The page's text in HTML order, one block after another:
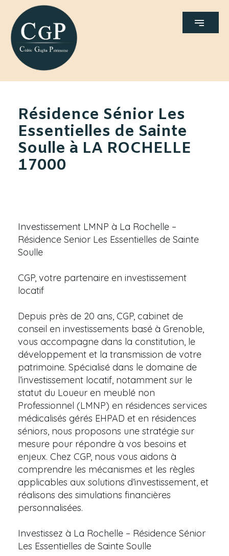
Résidence Sénior Les
Essentielles de Sainte
Soulle à LA ROCHELLE
17000
Investissement LMNP à La Rochelle –
Résidence Senior Les Essentielles de Sainte
Soulle
CGP, votre partenaire en investissement
locatif
Depuis près de 20 ans, CGP, cabinet de
conseil en investissements basé à Grenoble,
vous accompagne dans la constitution, le
développement et la transmission de votre
patrimoine. Spécialisé dans le domaine de
l’investissement locatif, notamment sur le
statut du Loueur en meublé non
Professionnel (LMNP) en résidences services
médicalisés gérés EHPAD et en résidences
séniors, nous proposons une stratégie sur
mesure pour répondre à vos besoins et
enjeux. Chez CGP, nous vous aidons à
comprendre les mécanismes et les règles
applicables aux solutions d’investissement, et
réalisons des simulations financières
personnalisées.
Investissez à La Rochelle – Résidence Sénior
Les Essentielles de Sainte Soulle